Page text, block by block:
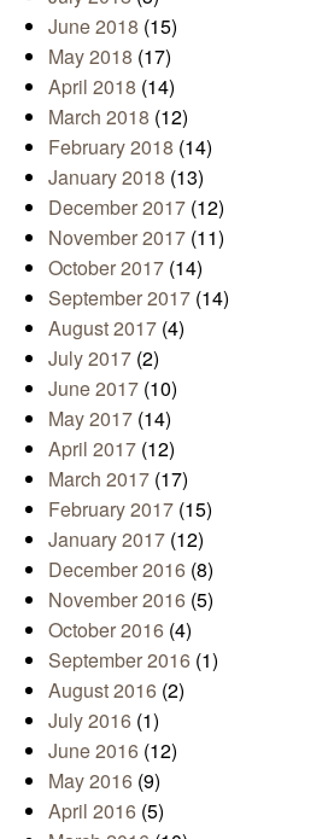
June 2018 (15)
May 2018 (17)
April 2018 (14)
March 2018 (12)
February 2018 (14)
January 2018 (13)
December 2017 (12)
November 2017 (11)
October 2017 (14)
September 2017 (14)
August 2017 (4)
July 2017 (2)
June 2017 (10)
May 2017 (14)
April 2017 (12)
March 2017 (17)
February 2017 (15)
January 2017 (12)
December 2016 (8)
November 2016 (5)
October 2016 (4)
September 2016 (1)
August 2016 (2)
July 2016 (1)
June 2016 (12)
May 2016 (9)
April 2016 (5)